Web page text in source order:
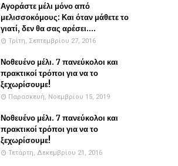
Αγοράστε μέλι μόνο από
μελισσοκόμους: Και όταν μάθετε το
γιατί, δεν θα σας αρέσει....
Τρίτη, Σεπτεμβρίου 27, 2016
Νοθευένο μέλι. 7 πανεύκολοι και
πρακτικοί τρόποι για να το
ξεχωρίσουμε!
Παρασκευή, Νοεμβρίου 15, 2019
Νοθευένο μέλι. 7 πανεύκολοι και
πρακτικοί τρόποι για να το
ξεχωρίσουμε!
Τετάρτη, Δεκεμβρίου 21, 2016